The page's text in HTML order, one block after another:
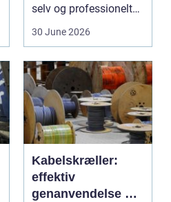
selv og professionelt
arbejde er of...
30 June 2026
Kabelskræller:
effektiv
genanvendelse og